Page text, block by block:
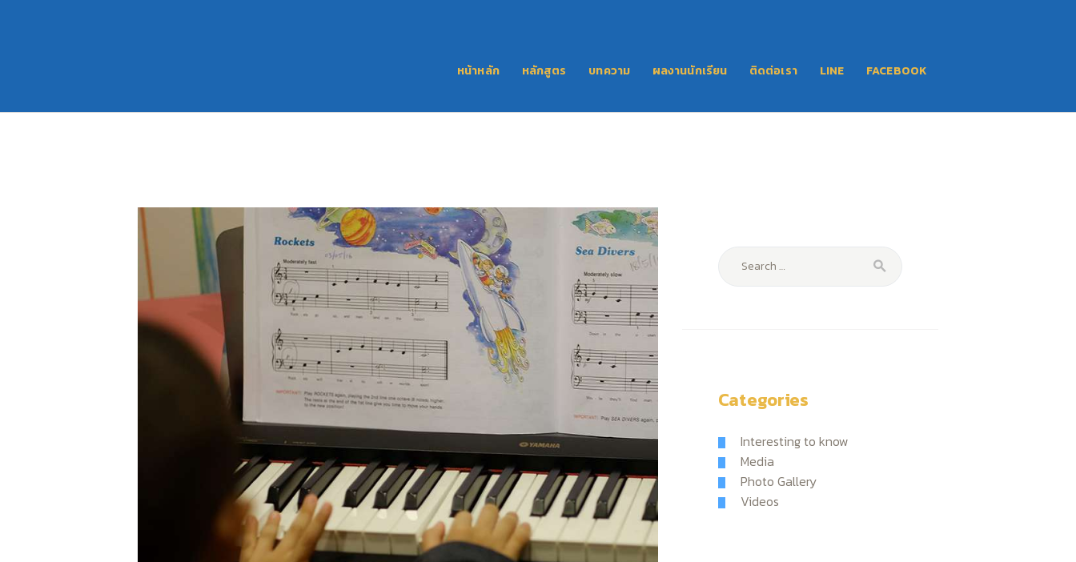
หน้าหลัก หลักสูตร บทความ ผลงานนักเรียน ติดต่อเรา LINE FACEBOOK
หลักสูตร
LINE
FACEBOOK
Search
for:
Categories
Interesting to know
Media
Photo Gallery
Videos